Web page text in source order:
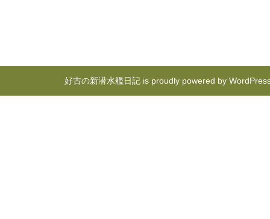
好古の新潜水艦日記 is proudly powered by